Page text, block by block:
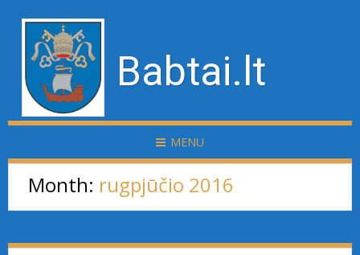
Babtai.lt
MENU
Month: rugpjūčio 2016